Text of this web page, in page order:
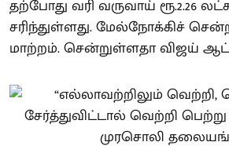
தற்போது வரி வருவாய் ரூ.2.26
சரிந்துள்ளது. மேல்நோக்கிச்
மாற்றம். சென்றுள்ளதா விஜய்